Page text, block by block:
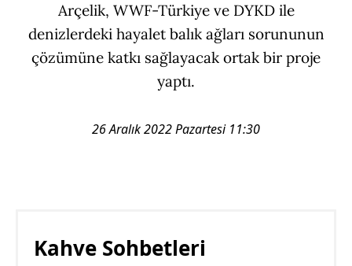
Arçelik, WWF-Türkiye ve DYKD ile
denizlerdeki hayalet balık ağları sorununun
çözümüne katkı sağlayacak ortak bir proje
yaptı.
26 Aralık 2022 Pazartesi 11:30
Kahve Sohbetleri